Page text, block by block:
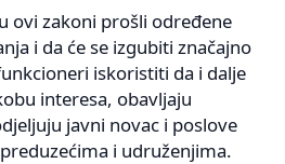
ovi zakoni prošli određene
i da će se izgubiti značajno
iskoristiti da i dalje
interesa, obavljaju
javni novac i poslove
i udruženjima.